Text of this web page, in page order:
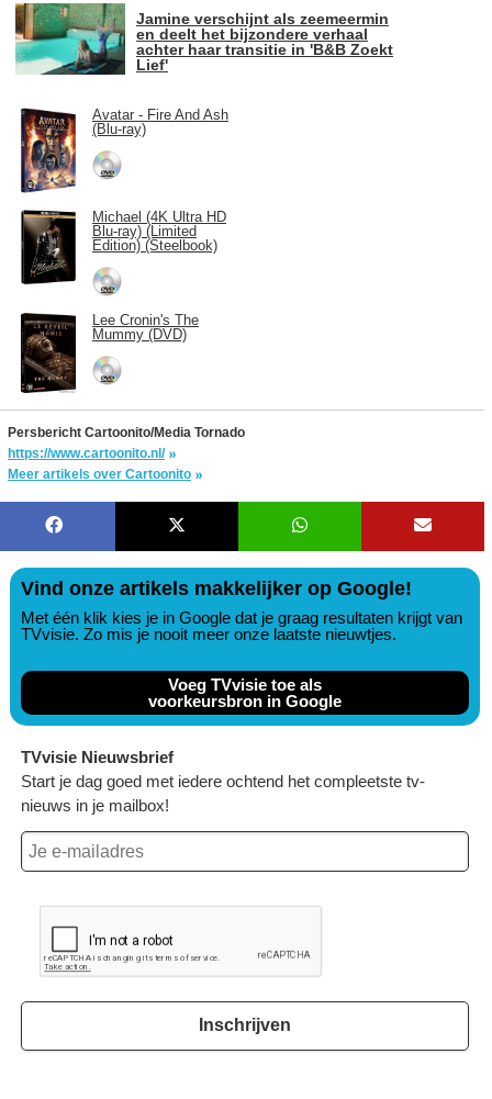
Jamine verschijnt als zeemeermin
en deelt het bijzondere verhaal
achter haar transitie in 'B&B Zoekt
Lief'
Avatar - Fire And Ash
(Blu-ray)
Michael (4K Ultra HD
Blu-ray) (Limited
Edition) (Steelbook)
Lee Cronin's The
Mummy (DVD)
Persbericht Cartoonito/Media Tornado
https://www.cartoonito.nl/
Meer artikels over Cartoonito
Vind onze artikels makkelijker op Google!
Met één klik kies je in Google dat je graag resultaten krijgt van
TVvisie. Zo mis je nooit meer onze laatste nieuwtjes.
Voeg TVvisie toe als
voorkeursbron in Google
TVvisie Nieuwsbrief
Start je dag goed met iedere ochtend het compleetste tv-
nieuws in je mailbox!
Inschrijven